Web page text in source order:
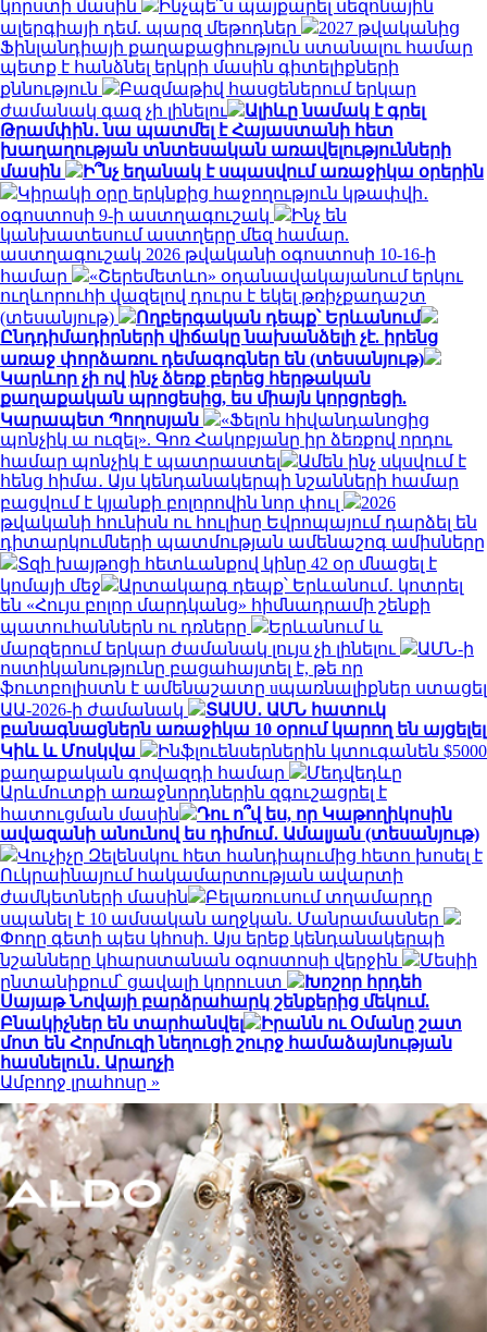
կորստի մասին
Ինչպե՞ս պայքարել սեզոնային
ալերգիայի դեմ. պարզ մեթոդներ
2027 թվականից
Ֆինլանդիայի քաղաքացիություն ստանալու համար
պետք է հանձնել երկրի մասին գիտելիքների
քննություն
Բազմաթիվ հասցեներում երկար
ժամանակ գազ չի լինելու
Ալիևը նամակ է գրել
Թրամփին․ նա պատմել է Հայաստանի հետ
խաղաղության տնտեսական առավելությունների
մասին
Ի՞նչ եղանակ է սպասվում առաջիկա օրերին
Կիրակի օրը երկնքից հաջողություն կթափվի․
օգոստոսի 9-ի աստղագուշակ
Ինչ են
կանխատեսում աստղերը մեզ համար.
աստղագուշակ 2026 թվականի օգոստոսի 10-16-ի
համար
«Շերեմետևո» օդանավակայանում երկու
ուղևորուհի վազելով դուրս է եկել թռիչքադաշտ
(տեսանյութ)
Ողբերգական դեպք՝ Երևանում
Ընդդիմադիրների վիճակը նախանձելի չէ. իրենց
առաջ փորձառու դեմագոգներ են (տեսանյութ)
Կարևոր չի ով ինչ ձեռք բերեց հերթական
քաղաքական պրոցեսից, ես միայն կորցրեցի.
Կարապետ Պողոսյան
«Ֆելոն հիվանդանոցից
պոնչիկ ա ուզել». Գոռ Հակոբյանը իր ձեռքով որդու
համար պոնչիկ է պատրաստել
Ամեն ինչ սկսվում է
հենց հիմա․ Այս կենդանակերպի նշանների համար
բացվում է կյանքի բոլորովին նոր փուլ
2026
թվականի հունիսն ու հուլիսը Եվրոպայում դարձել են
դիտարկումների պատմության ամենաշոգ ամիսները
Տզի խայթոցի հետևանքով կինը 42 օր մնացել է
կոմայի մեջ
Արտակարգ դեպք՝ Երևանում․ կոտրել
են «Հույս բոլոր մարդկանց» հիմնադրամի շենքի
պատուհաններն ու դռները
Երևանում և
մարզերում երկար ժամանակ լույս չի լինելու
ԱՄՆ-ի
ոստիկանությունը բացահայտել է, թե որ
ֆուտբոլիստն է ամենաշատը uպառնալիքներ ստացել
ԱԱ-2026-ի ժամանակ
ՏԱՍՍ․ ԱՄՆ հատուկ
բանագնացներն առաջիկա 10 օրում կարող են այցելել
Կիև և Մոսկվա
Ինֆլուենսերներին կտուգանեն $5000
քաղաքական գովազդի համար
Մեդվեդևը
Արևմուտքի առաջնորդներին զգուշացրել է
հատուցման մասին
Դու ո՞վ ես, որ Կաթողիկոսին
ավազանի անունով ես դիմում․ Ամալյան (տեսանյութ)
Վուչիչը Զելենսկու հետ հանդիպումից հետո խոսել է
Ուկրաինայում հակամարտության ավարտի
ժամկետների մասին
Բելառուսում տղամարդը
սպանել է 10 ամսական աղջկան. Մանրամասներ
Փողը գետի պես կհոսի. Այս երեք կենդանակերպի
նշանները կհարստանան օգոստոսի վերջին
Մեսիի
ընտանիքում՝ ցավալի կորուստ
Խոշոր հրդեհ
Սայաթ Նովայի բարձրահարկ շենքերից մեկում.
Բնակիչներ են տարհանվել
Իրանն ու Օմանը շատ
մոտ են Հորմուզի նեղուցի շուրջ համաձայնության
հասնելուն․ Արաղչի
Ամբողջ լրահոսը »